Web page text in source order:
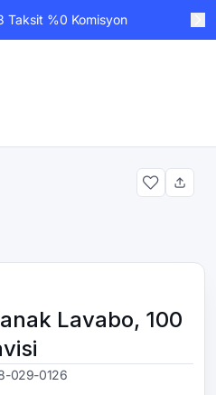
Taksit %0 Komisyon
Lavabo, 100
029-0126